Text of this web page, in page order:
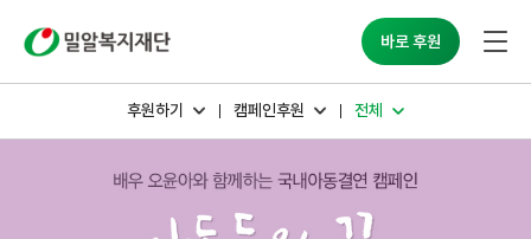
바로 후원
후원하기 캠페인후원 전체